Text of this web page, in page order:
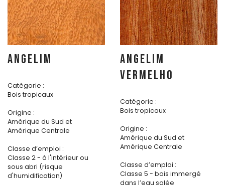
ANGELIM
Catégorie :
Bois tropicaux
Origine :
Amérique du Sud et
Amérique Centrale
Classe d’emploi :
Classe 2 - à l'intérieur ou
sous abri (risque
d'humidification)
ANGELIM
VERMELHO
Catégorie :
Bois tropicaux
Origine :
Amérique du Sud et
Amérique Centrale
Classe d’emploi :
Classe 5 - bois immergé
dans l’eau salée